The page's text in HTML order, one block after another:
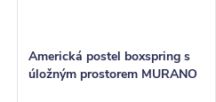
Americká postel boxspring s
úložným prostorem MURANO